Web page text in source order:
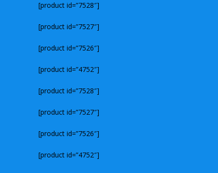
[product id=”7528″]
[product id=”7527″]
[product id=”7526″]
[product id=”4752″]
[product id=”7528″]
[product id=”7527″]
[product id=”7526″]
[product id=”4752″]